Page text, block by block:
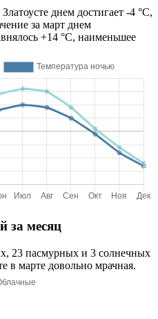
днем достигает -4 °C,
за март днем
+14 °C, наименьшее
за месяц
23 пасмурных и 3 солнечных
в марте довольно мрачная.